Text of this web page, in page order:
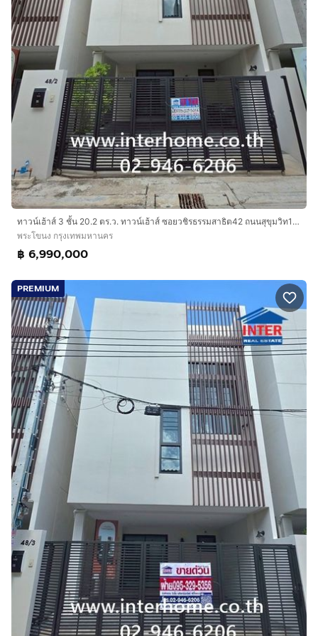
ถนนศรีนครินทร์
ใกล้รถไฟฟ้า BTS สถานีปุณณวิถี
ใกล้รถไฟฟ้า BTS สถานีอุดมสุข (สายสุขุมวิท)
ใกล้รถไฟฟ้า MRT สถานีสวนหลวง
บริษัท อินเตอร์โฮม เรียลตี้ เอสเตท จำกัด
Interhome Realty Estate
www.interhome.co.th
กดเพื่อดูเบอร์โทร xxxxxx206
https://www.interhome.co.th/propertydetail.php?
propcode=67775
ทาวน์เฮ้าส์ 3 ชั้น 20.2 ตร.ว. ทาวน์เฮ้าส์ ซอยวชิรธรรมสาธิต42 ถนนสุขุมวิท101-1 ถนนบางจาก ถนนวชิรธรรมสาธิต เขตพระโขนง กรุงเทพมหานคร
พระโขนง กรุงเทพมหานคร
฿ 6,990,000
PREMIUM